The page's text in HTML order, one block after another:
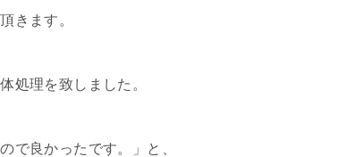
きます。
処理を致しました。
で良かったです。」と、